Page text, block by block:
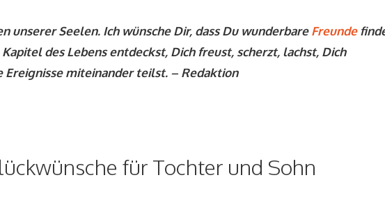
unserer Seelen. Ich wünsche Dir, dass Du wunderbareFreunde
des Lebens entdeckst, Dich freust, scherzt, lachst, Dich
miteinander teilst. – Redaktion
für Tochter und Sohn